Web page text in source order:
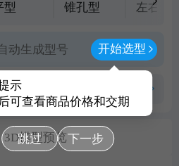
型
锥孔型
左右偏
动生成型号 开始选型
示
可查看商品价格和交期
跳过 下一步
3D模型预览